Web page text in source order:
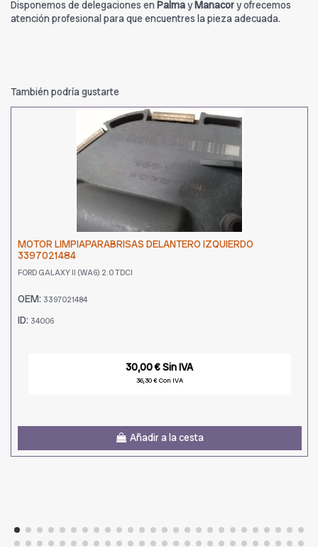
Disponemos de delegaciones en PalmayManacory ofrecemos
atención profesional para que encuentres la pieza adecuada.
También podría gustarte
MOTOR LIMPIAPARABRISAS DELANTERO IZQUIERDO
3397021484
FORD GALAXY II (WA6) 2.0 TDCI
OEM: 3397021484
ID: 34006
30,00 € Sin IVA
36,30 € Con IVA
Añadir a la cesta